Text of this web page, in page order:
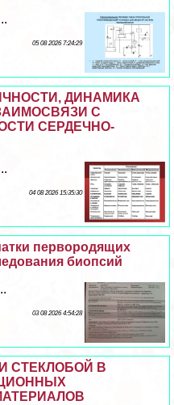
05 08 2026 7:24:29
ДИНАМИКА
С
СЕРДЕЧНО-
04 08 2026 15:35:30
первородящих
биопсий
03 08 2026 4:54:28
СТЕКЛОБОЙ В